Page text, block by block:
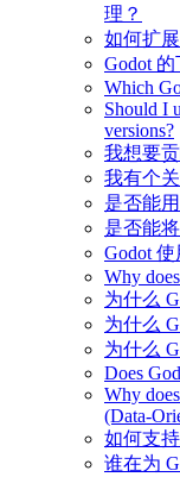
理？
如何扩展
Godot
Which
Should I
versions?
我想要
我有个
是否能
是否能
Godot
Why
为什么
为什么
为什么
Does
Why
(Data-
如何支
谁在为